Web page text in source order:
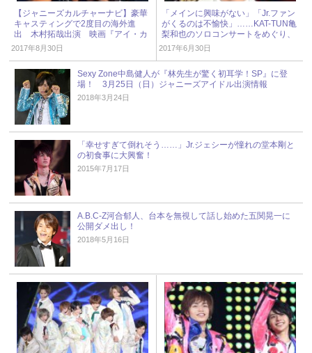
【ジャニーズカルチャーナビ】豪華
キャスティングで2度目の海外進
出 木村拓哉出演 映画『アイ・カ
ム・ウィズ・ザ・レイン』
2017年8月30日
「メインに興味がない」「Jr.ファン
がくるのは不愉快」……KAT-TUN亀
梨和也のソロコンサートをめぐり、
ファンが対立！
2017年6月30日
Sexy Zone中島健人が『林先生が驚く初耳学！SP』に登
場！ 3月25日（日）ジャニーズアイドル出演情報
2018年3月24日
「幸せすぎて倒れそう……」Jr.ジェシーが憧れの堂本剛と
の初食事に大興奮！
2015年7月17日
A.B.C-Z河合郁人、台本を無視して話し始めた五関晃一に
公開ダメ出し！
2018年5月16日